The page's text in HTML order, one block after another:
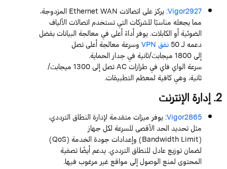
Vigor2927
:يركز على اتصالات EthernetWAN المزدوجة،
مما يجعله مناسبًا للشركات التي تستخدم اتصالات الألياف
الضوئية أو الكابلات. يوفر أداءً أعلى في معالجة البيانات بفضل
دعمه لـ50نفقVPNوسرعة معالجة أعلى تصل
إلى1800ميجابت/ثانية في جدار الحماية.
سرعةالوايفايفي طرازاتACتصل إلى1300ميجابت/
ثانية، وهي كافية لمعظم التطبيقات.
2. إدارة الإنترنت
Vigor2865: يوفر ميزات متقدمة لإدارة النطاق الترددي،
مثل تحديد الحد الأقصى للسرعة لكل جهاز
(
BandwidthLimit ) وإعدادات جودة الخدمة (QoS
)
لضمان توزيع عادل للنطاق الترددي. يدعم أيضًا تصفية
المحتوى لمنع الوصول إلى مواقع غير مرغوب فيها.